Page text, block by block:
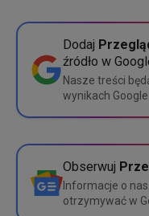
5 dostępów
10 dostępów
Dodaj
źródło w
Nasze treści
wynikach Google
Obserwuj
Informacje o
otrzymywać w